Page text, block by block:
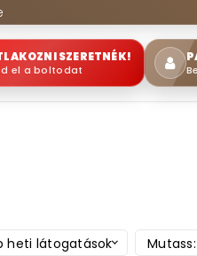
SZERETNÉK!
el a boltodat
heti látogatások